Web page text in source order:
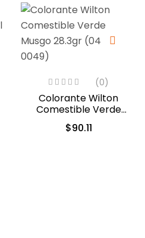
(0)
Colorante Wilton
Comestible Verde
Musgo 28.3gr (04-0-
0049)
$90.11